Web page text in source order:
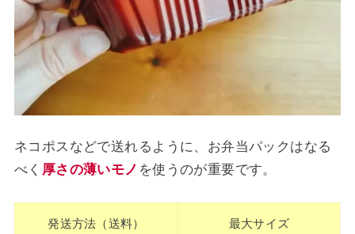
ネコポスなどで送れるように、お弁当パックはなる
べく 厚さの薄いモノ を使うのが重要です。
発送方法（送料） 最大サイズ